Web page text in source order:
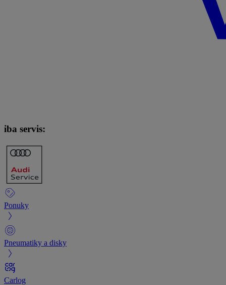
iba servis:
Ponuky
Pneumatiky a disky
Carlog